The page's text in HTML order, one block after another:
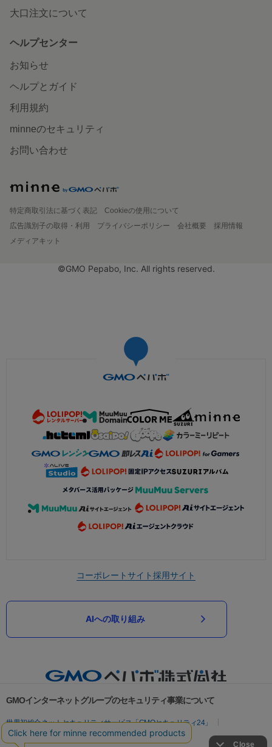
大口注文について
ヘルプセンター
お知らせ
ヘルプとガイド
利用規約
minneのセキュリティ
お問い合わせ
特定商取引法に基づく表記
Cookieの使用について
広告識別子の取得・利用
プライバシーポリシー 会社概要
採用情報
メディアキット
©GMO Pepabo, Inc. All rights reserved.
コーポレートサイト採用サイト
AIへの取り組み
GMOインターネットグループのセキュリティ事業について
世界初総合ネットセキュリティサービス「GMOセキュリティ24」
パスワード漏洩診断
Webサイトリスク診断